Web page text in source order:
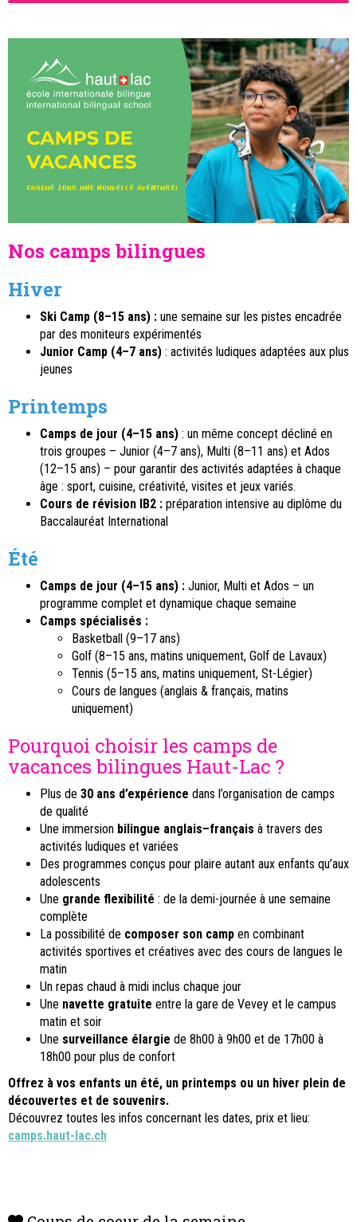
Nos camps bilingues
Hiver
Ski Camp (8–15 ans) : une semaine sur les pistes encadrée
par des moniteurs expérimentés
Junior Camp (4–7 ans) : activités ludiques adaptées aux plus
jeunes
Printemps
Camps de jour (4–15 ans) : un même concept décliné en
trois groupes – Junior (4–7 ans), Multi (8–11 ans) et Ados
(12–15 ans) – pour garantir des activités adaptées à chaque
âge : sport, cuisine, créativité, visites et jeux variés.
Cours de révision IB2 : préparation intensive au diplôme du
Baccalauréat International
Été
Camps de jour (4–15 ans) : Junior, Multi et Ados – un
programme complet et dynamique chaque semaine
Camps spécialisés :
Basketball (9–17 ans)
Golf (8–15 ans, matins uniquement, Golf de Lavaux)
Tennis (5–15 ans, matins uniquement, St-Légier)
Cours de langues (anglais & français, matins
uniquement)
Pourquoi choisir les camps de
vacances bilingues Haut-Lac ?
Plus de 30 ans d’expérience dans l’organisation de camps
de qualité
Une immersion bilingue anglais–français à travers des
activités ludiques et variées
Des programmes conçus pour plaire autant aux enfants qu’aux
adolescents
Une grande flexibilité : de la demi-journée à une semaine
complète
La possibilité de composer son camp en combinant
activités sportives et créatives avec des cours de langues le
matin
Un repas chaud à midi inclus chaque jour
Une navette gratuite entre la gare de Vevey et le campus
matin et soir
Une surveillance élargie de 8h00 à 9h00 et de 17h00 à
18h00 pour plus de confort
Offrez à vos enfants un été, un printemps ou un hiver plein de
découvertes et de souvenirs.
Découvrez toutes les infos concernant les dates, prix et lieu:
camps.haut-lac.ch